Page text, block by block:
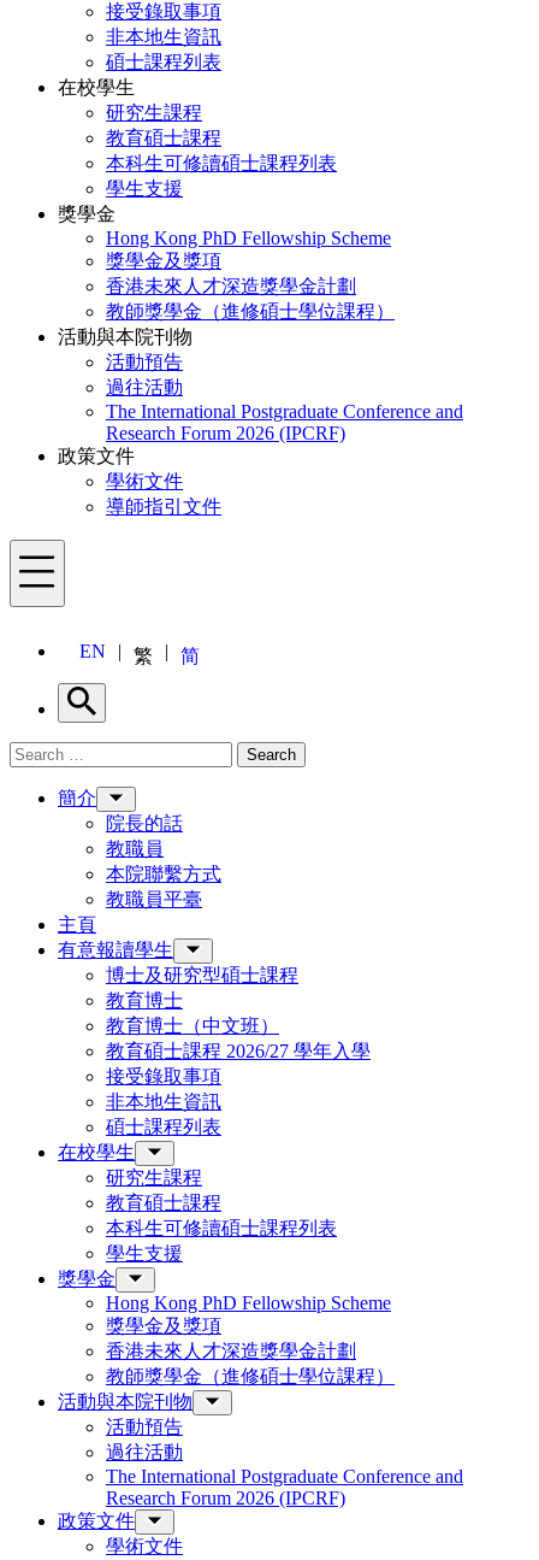
接受錄取事項
非本地生資訊
碩士課程列表
在校學生
研究生課程
教育碩士課程
本科生可修讀碩士課程列表
學生支援
獎學金
Hong Kong PhD Fellowship Scheme
獎學金及獎項
香港未來人才深造獎學金計劃
教師獎學金（進修碩士學位課程）
活動與本院刊物
活動預告
過往活動
The International Postgraduate Conference and
Research Forum 2026 (IPCRF)
政策文件
學術文件
導師指引文件
Menu
EN 繁 简
Search
Search for: Search
簡介
院長的話
教職員
本院聯繫方式
教職員平臺
主頁
有意報讀學生
博士及研究型碩士課程
教育博士
教育博士（中文班）
教育碩士課程 2026/27 學年入學
接受錄取事項
非本地生資訊
碩士課程列表
在校學生
研究生課程
教育碩士課程
本科生可修讀碩士課程列表
學生支援
獎學金
Hong Kong PhD Fellowship Scheme
獎學金及獎項
香港未來人才深造獎學金計劃
教師獎學金（進修碩士學位課程）
活動與本院刊物
活動預告
過往活動
The International Postgraduate Conference and
Research Forum 2026 (IPCRF)
政策文件
學術文件